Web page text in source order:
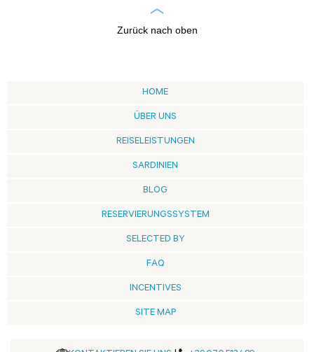
Zurück nach oben
HOME
ÜBER UNS
REISELEISTUNGEN
SARDINIEN
BLOG
RESERVIERUNGSSYSTEM
SELECTED BY
FAQ
INCENTIVES
SITE MAP